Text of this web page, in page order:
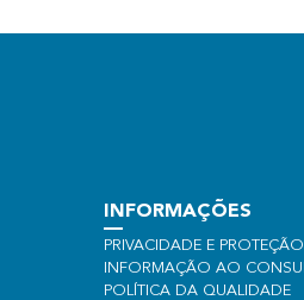
INFORMAÇÕES
PRIVACIDADE E
INFORMAÇÃO AO
POLÍTICA DA QUALIDADE